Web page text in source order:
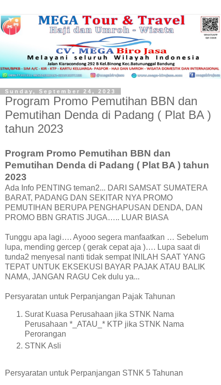
Sunday, September 24, 2023
Program Promo Pemutihan BBN dan
Pemutihan Denda di Padang ( Plat BA )
tahun 2023
Program Promo Pemutihan BBN dan
Pemutihan Denda di Padang ( Plat BA ) tahun
2023
Ada Info PENTING teman2... DARI SAMSAT SUMATERA
BARAT, PADANG DAN SEKITAR NYA PROMO
PEMUTIHAN BERUPA PENGHAPUSAN DENDA, DAN
PROMO BBN GRATIS JUGA….. LUAR BIASA
Tunggu apa lagi…. Ayooo segera manfaatkan … Sebelum
lupa, mending gercep ( gerak cepat aja )…. Lupa saat di
tunda2 menyesal nanti tidak sempat INILAH SAAT YANG
TEPAT UNTUK EKSEKUSI BAYAR PAJAK ATAU BALIK
NAMA, JANGAN RAGU Cek dulu ya...
Persyaratan untuk Perpanjangan Pajak Tahunan
Surat Kuasa Perusahaan jika STNK Nama
Perusahaan *_ATAU_* KTP jika STNK Nama
Perorangan
STNK Asli
Persyaratan untuk Perpanjangan STNK 5 Tahunan